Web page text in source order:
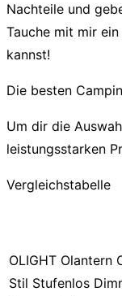
Nachteile und
Tauche mit mir
kannst!
Die besten
Um dir die
leistungsstarken
Vergleichstabelle
OLIGHT Olantern
Stil Stufenlos